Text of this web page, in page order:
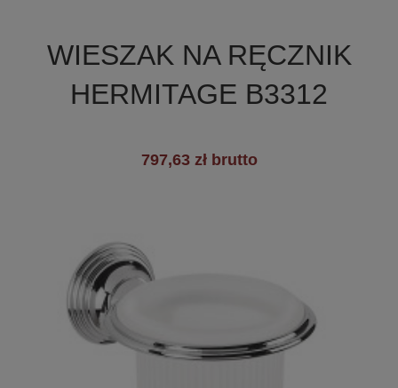
WIESZAK NA RĘCZNIK
HERMITAGE B3312
797,63 zł brutto